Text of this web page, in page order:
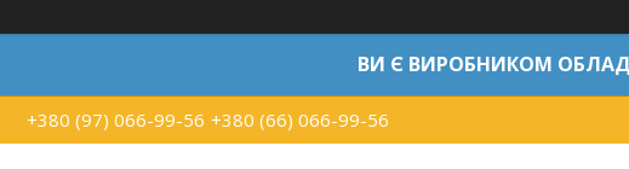
ВИ Є ВИРОБНИКОМ
+380 (97) 066-99-56 +380 (66) 066-99-56